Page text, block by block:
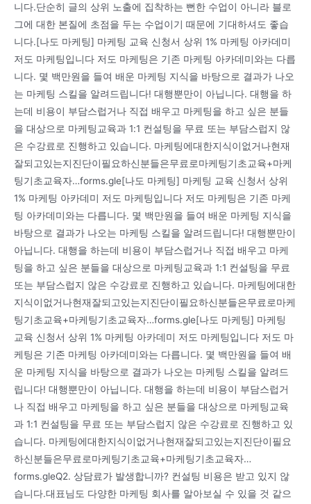
니다.단순히 글의 상위 노출에 집착하는 뻔한 수업이 아니라 블로
그에 대한 본질에 초점을 두는 수업이기 때문에 기대하셔도 좋습
니다.[나도 마케팅] 마케팅 교육 신청서 상위 1% 마케팅 아카데미
저도 마케팅입니다 저도 마케팅은 기존 마케팅 아카데미와는 다릅
니다. 몇 백만원을 들여 배운 마케팅 지식을 바탕으로 결과가 나오
는 마케팅 스킬을 알려드립니다! 대행뿐만이 아닙니다. 대행을 하
는데 비용이 부담스럽거나 직접 배우고 마케팅을 하고 싶은 분들
을 대상으로 마케팅교육과 1:1 컨설팅을 무료 또는 부담스럽지 않
은 수강료로 진행하고 있습니다. 마케팅에대한지식이없거나현재
잘되고있는지진단이필요하신분들은무료로마케팅기초교육+마케
팅기초교육자…forms.gle[나도 마케팅] 마케팅 교육 신청서 상위
1% 마케팅 아카데미 저도 마케팅입니다 저도 마케팅은 기존 마케
팅 아카데미와는 다릅니다. 몇 백만원을 들여 배운 마케팅 지식을
바탕으로 결과가 나오는 마케팅 스킬을 알려드립니다! 대행뿐만이
아닙니다. 대행을 하는데 비용이 부담스럽거나 직접 배우고 마케
팅을 하고 싶은 분들을 대상으로 마케팅교육과 1:1 컨설팅을 무료
또는 부담스럽지 않은 수강료로 진행하고 있습니다. 마케팅에대한
지식이없거나현재잘되고있는지진단이필요하신분들은무료로마케
팅기초교육+마케팅기초교육자…forms.gle[나도 마케팅] 마케팅
교육 신청서 상위 1% 마케팅 아카데미 저도 마케팅입니다 저도 마
케팅은 기존 마케팅 아카데미와는 다릅니다. 몇 백만원을 들여 배
운 마케팅 지식을 바탕으로 결과가 나오는 마케팅 스킬을 알려드
립니다! 대행뿐만이 아닙니다. 대행을 하는데 비용이 부담스럽거
나 직접 배우고 마케팅을 하고 싶은 분들을 대상으로 마케팅교육
과 1:1 컨설팅을 무료 또는 부담스럽지 않은 수강료로 진행하고 있
습니다. 마케팅에대한지식이없거나현재잘되고있는지진단이필요
하신분들은무료로마케팅기초교육+마케팅기초교육자…
forms.gleQ2. 상담료가 발생합니까? 컨설팅 비용은 받고 있지 않
습니다.대표님도 다양한 마케팅 회사를 알아보실 수 있을 것 같으